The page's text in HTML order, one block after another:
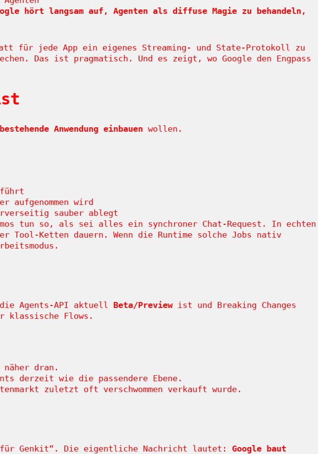
hört langsam auf, Agenten als diffuse Magie zu behandeln,
für jede App ein eigenes Streaming- und State-Protokoll zu
Das ist pragmatisch. Und es zeigt, wo Google den Engpass
Anwendung einbauen wollen.
wird
sauber ablegt
tun so, als sei alles ein synchroner Chat-Request. In echten
Ketten dauern. Wenn die Runtime solche Jobs nativ
Agents-API aktuell Beta/Previewist und Breaking Changes
klassische Flows.
dran.
derzeit wie die passendere Ebene.
zuletzt oft verschwommen verkauft wurde.
Genkit“. Die eigentliche Nachricht lautet: Google baut